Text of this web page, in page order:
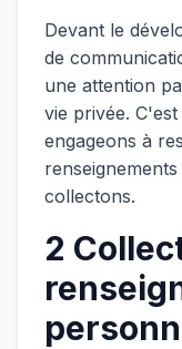
Devant le
de
une attention
vie privée.
engageons à
collectons.
2